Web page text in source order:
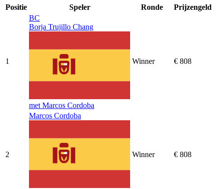
Positie Speler Ronde Prijzengeld
1
BC
Borja Trujillo Chang
met Marcos Cordoba
Winner € 808
2
Marcos Cordoba
Winner € 808